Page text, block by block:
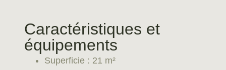
Caractéristiques et
équipements
Superficie : 21 m²